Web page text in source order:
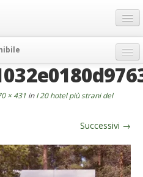
× 431 inI 20 hotel più strani del
Successivi →